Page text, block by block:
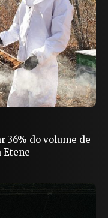
36% do volume de
Etene